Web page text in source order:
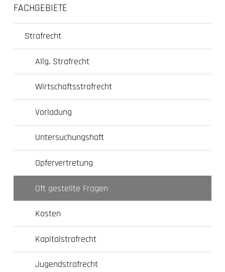
FACHGEBIETE
Strafrecht
Allg. Strafrecht
Wirtschaftsstrafrecht
Vorladung
Untersuchungshaft
Opfervertretung
Oft gestellte Fragen
Kosten
Kapitalstrafrecht
Jugendstrafrecht